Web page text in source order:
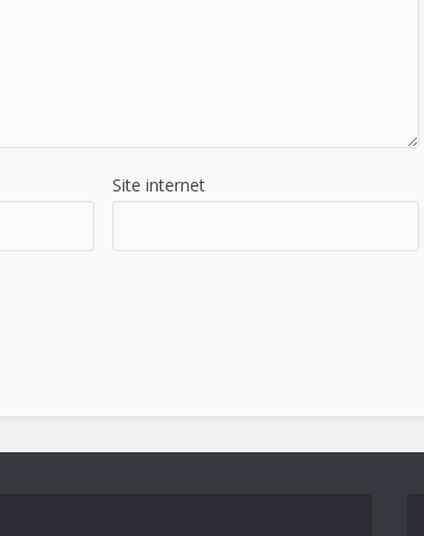
Site internet